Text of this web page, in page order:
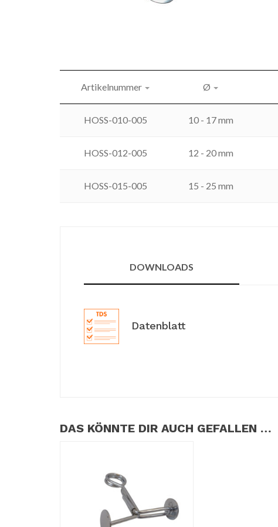
Artikelnummer Ø
HOSS-010-005 10 - 17 mm
HOSS-012-005 12 - 20 mm
HOSS-015-005 15 - 25 mm
DOWNLOADS
Datenblatt
DAS KÖNNTE DIR AUCH GEFALLEN …